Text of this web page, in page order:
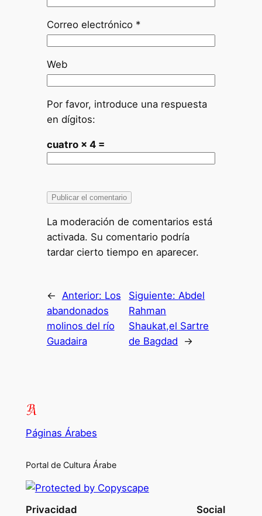
Correo electrónico *
Web
Por favor, introduce una respuesta
en dígitos:
cuatro × 4 =
La moderación de comentarios está
activada. Su comentario podría
tardar cierto tiempo en aparecer.
← Anterior: Los
abandonados
molinos del río
Guadaira
Siguiente:Abdel
Rahman
Shaukat,el Sartre
de Bagdad
→
Páginas Árabes
Portal de Cultura Árabe
Privacidad Social